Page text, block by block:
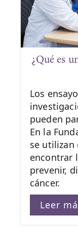
¿Qué es
Los
pueden
En la
se utilizan
encontrar
prevenir,
cáncer.
Leer